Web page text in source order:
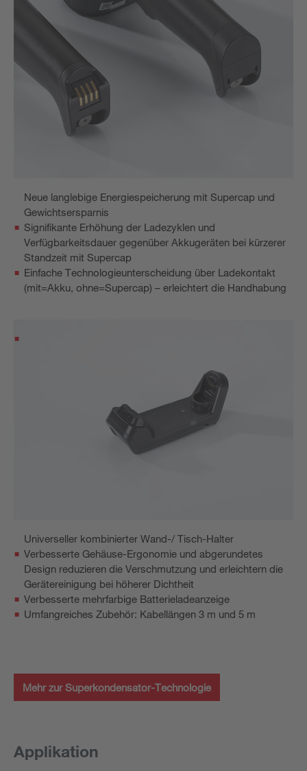
Neue langlebige Energiespeicherung mit Supercap und
Gewichtsersparnis
Signifikante Erhöhung der Ladezyklen und
Verfügbarkeitsdauer gegenüber Akkugeräten bei kürzerer
Standzeit mit Supercap
Einfache Technologieunterscheidung über Ladekontakt
(mit=Akku, ohne=Supercap) – erleichtert die Handhabung
Universeller kombinierter Wand-/ Tisch-Halter
Verbesserte Gehäuse-Ergonomie und abgerundetes
Design reduzieren die Verschmutzung und erleichtern die
Gerätereinigung bei höherer Dichtheit
Verbesserte mehrfarbige Batterieladeanzeige
Umfangreiches Zubehör: Kabellängen 3 m und 5 m
Mehr zur Superkondensator-Technologie
Applikation